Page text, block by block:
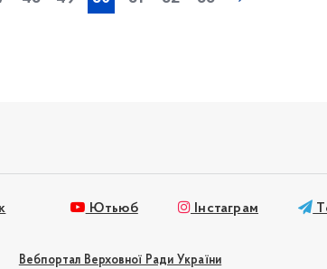
Ютьюб Інстаграм
Вебпортал Верховної Ради України